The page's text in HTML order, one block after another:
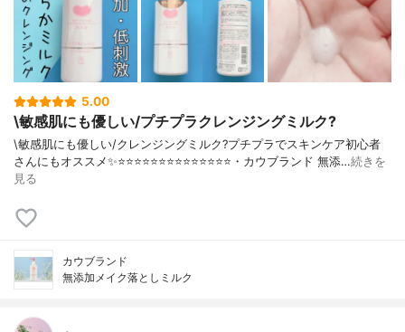
5.00
\敏感肌にも優しい/プチプラクレンジングミルク?
\敏感肌にも優しい/クレンジングミルク?プチプラでスキンケア初心者
さんにもオススメ✨⭐️⭐️⭐️⭐️⭐️⭐️⭐️⭐️⭐️⭐️⭐️⭐️⭐️⭐️・カウブランド 無添…続きを
見る
カウブランド
無添加メイク落としミルク